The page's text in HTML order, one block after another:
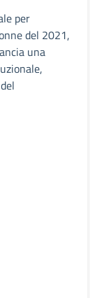
per
del 2021,
una